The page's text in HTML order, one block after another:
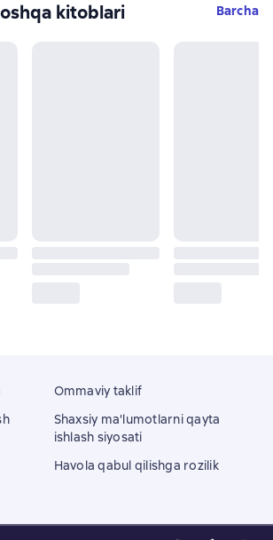
kitoblari Barcha
Ommaviy taklif
Shaxsiy ma'lumotlarni qayta
ishlash siyosati
Havola qabul qilishga rozilik